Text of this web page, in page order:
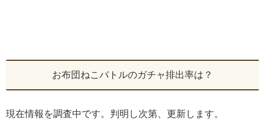
お布団ねこバトルのガチャ排出率は？
現在情報を調査中です。判明し次第、更新します。